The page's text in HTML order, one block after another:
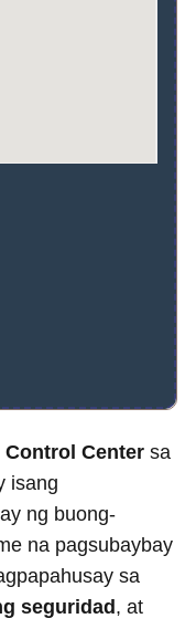
Control Center sa
isang
ng buong-
na pagsubaybay
sa
seguridad , at